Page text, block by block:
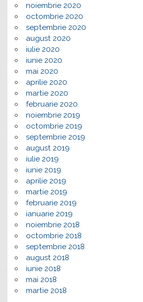
noiembrie 2020
octombrie 2020
septembrie 2020
august 2020
iulie 2020
iunie 2020
mai 2020
aprilie 2020
martie 2020
februarie 2020
noiembrie 2019
octombrie 2019
septembrie 2019
august 2019
iulie 2019
iunie 2019
aprilie 2019
martie 2019
februarie 2019
ianuarie 2019
noiembrie 2018
octombrie 2018
septembrie 2018
august 2018
iunie 2018
mai 2018
martie 2018